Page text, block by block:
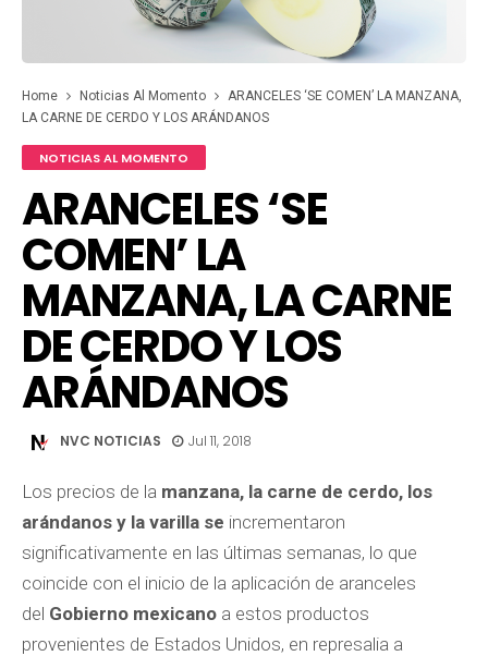
Home Noticias Al Momento
ARANCELES ‘SE COMEN’ LA MANZANA,
LA CARNE DE CERDO Y LOS ARÁNDANOS
NOTICIAS AL MOMENTO
ARANCELES ‘SE
COMEN’ LA
MANZANA, LA CARNE
DE CERDO Y LOS
ARÁNDANOS
NVC NOTICIAS Jul 11, 2018
Los precios de la manzana, la carne de cerdo, los
arándanos y la varilla se incrementaron
significativamente en las últimas semanas, lo que
coincide con el inicio de la aplicación de aranceles
del Gobierno mexicano a estos productos
provenientes de Estados Unidos, en represalia a